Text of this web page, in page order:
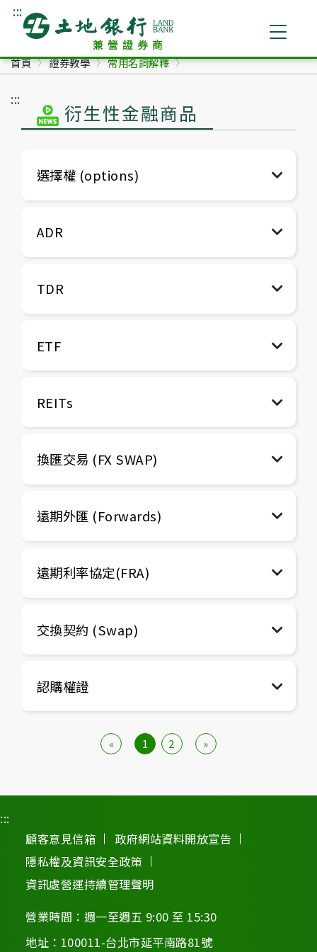
跳到主要內容
:::土地銀行兼營證券商
首頁 證券教學 常用名詞解釋
:::
衍生性金融商品
選擇權 (options)
ADR
TDR
ETF
REITs
換匯交易 (FX SWAP)
遠期外匯 (Forwards)
遠期利率協定(FRA)
交換契約 (Swap)
認購權證
« 1 2 »
:::
顧客意見信箱
政府網站資料開放宣告
隱私權及資訊安全政策
資訊處營運持續管理聲明
營業時間：週一至週五 9:00 至 15:30
地址：100011-台北市延平南路81號